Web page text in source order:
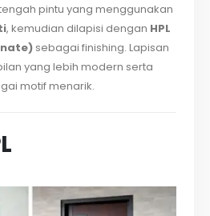
pintu yang menggunakan
, kemudian dilapisi dengan HPL
sebagai finishing. Lapisan
yang lebih modern serta
motif menarik.